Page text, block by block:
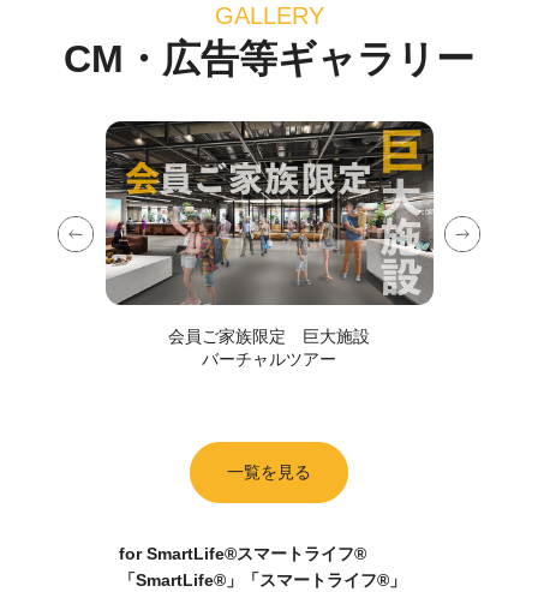
GALLERY
CM・広告等ギャラリー
Previous
会員ご家族限定 巨大施設
バーチャルツアー
一覧を見る
for SmartLife®スマートライフ®
「SmartLife®」「スマートライフ®」